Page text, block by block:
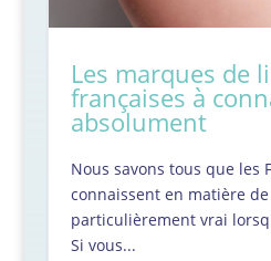
Les marques de
françaises à
absolument
Nous savons tous que les
connaissent en matière
particulièrement vrai
Si vous...